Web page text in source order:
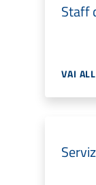
Staff
VAI